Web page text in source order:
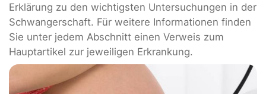
Erklärung zu den wichtigsten Untersuchungen in der
Schwangerschaft. Für weitere Informationen finden
Sie unter jedem Abschnitt einen Verweis zum
Hauptartikel zur jeweiligen Erkrankung.